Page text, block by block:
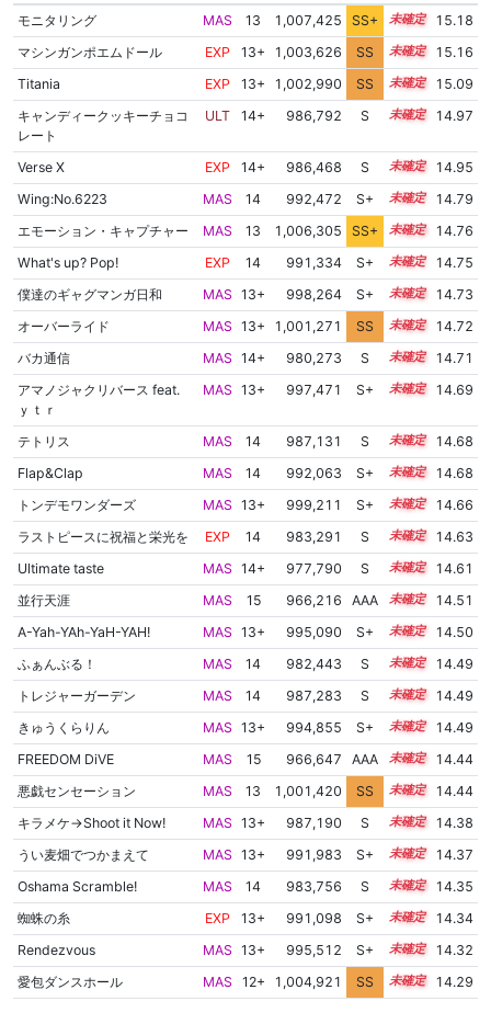
モニタリング MAS 13 1,007,425 SS+ 13.2
15.18
マシンガンポエムドール
EXP 13+ 1,003,626 SS 13.8
15.16
Titania
EXP 13+ 1,002,990 SS 13.8
15.09
キャンディークッキーチョコ
レート
ULT 14+ 986,792 S 14.5 14.97
Verse X EXP 14+ 986,468 S 14.5
14.95
Wing:No.6223
MAS 14 992,472 S+ 14.1
14.79
エモーション・キャプチャー
MAS 13 1,006,305 SS+ 13.0
14.76
What's up? Pop!
EXP 14 991,334 S+ 14.1
14.75
僕達のギャグマンガ日和
MAS 13+ 998,264 S+ 13.8
14.73
オーバーライド
MAS 13+ 1,001,271 SS 13.6
14.72
バカ通信
MAS 14+ 980,273 S 14.5
14.71
アマノジャクリバース feat.
ｙｔｒ
MAS 13+ 997,471 S+ 13.8 14.69
テトリス MAS 14 987,131 S 14.2
14.68
Flap&Clap
MAS 14 992,063 S+ 14.0
14.68
トンデモワンダーズ
MAS 13+ 999,211 S+ 13.7
14.66
ラストピースに祝福と栄光を
EXP 14 983,291 S 14.3
14.63
Ultimate taste
MAS 14+ 977,790 S 14.5
14.61
並行天涯
MAS 15 966,216 AAA 15.1
14.51
A-Yah-YAh-YaH-YAH!
MAS 13+ 995,090 S+ 13.7
14.50
ふぁんぶる！
MAS 14 982,443 S 14.2
14.49
トレジャーガーデン
MAS 14 987,283 S 14.0
14.49
きゅうくらりん
MAS 13+ 994,855 S+ 13.7
14.49
FREEDOM DiVE
MAS 15 966,647 AAA 15.0
14.44
悪戯センセーション
MAS 13 1,001,420 SS 13.3
14.44
キラメケ→Shoot it Now!
MAS 13+ 987,190 S 13.9
14.38
うい麦畑でつかまえて
MAS 13+ 991,983 S+ 13.7
14.37
Oshama Scramble!
MAS 14 983,756 S 14.0
14.35
蜘蛛の糸
EXP 13+ 991,098 S+ 13.7
14.34
Rendezvous
MAS 13+ 995,512 S+ 13.5
14.32
愛包ダンスホール
MAS 12+ 1,004,921 SS 12.8 14.29